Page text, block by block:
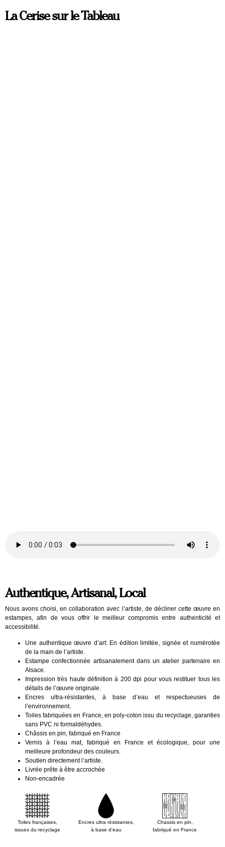
La Cerise sur le Tableau
Authentique, Artisanal, Local
Nous avons choisi, en collaboration avec l’artiste, de décliner cette œuvre en
estampes, afin de vous offrir le meilleur compromis entre authenticité et
accessibilité.
Une authentique œuvre d’art: En édition limitée, signée et numérotée
de la main de l’artiste.
Estampe confectionnée artisanalement dans un atelier partenaire en
Alsace.
Impression très haute définition à 200 dpi pour vous restituer tous les
détails de l’œuvre originale.
Encres ultra-résistantes, à base d’eau et respectueuses de
l’environnement.
Toiles fabriquées en France, en poly-coton issu du recyclage, garanties
sans PVC ni formaldéhydes.
Châssis en pin, fabriqué en France
Vernis à l’eau mat, fabriqué en France et écologique, pour une
meilleure profondeur des couleurs.
Soutien directement l’artiste.
Livrée prête à être accrochée
Non-encadrée
Toiles françaises,
issues du recyclage
Chassis en pin,
fabriqué en France
Encres ultra résistantes,
à base d’eau